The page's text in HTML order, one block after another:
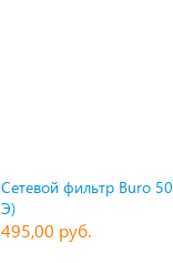
Сетевой фильтр Buro
Э)
495,00 руб.